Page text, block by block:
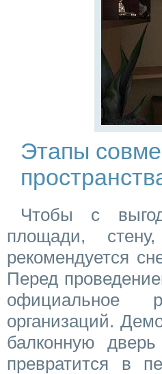
Этапы
Чтобы с
площади,
рекомендуется
Перед
официальное
организаций.
балконную
превратится в